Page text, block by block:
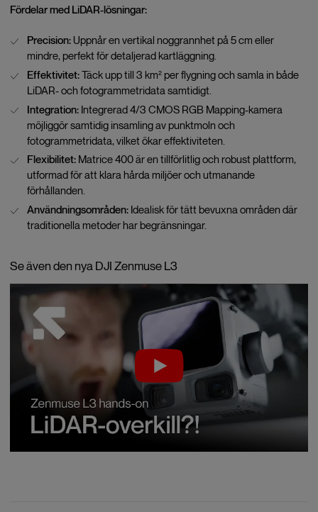
Fördelar med LiDAR-lösningar:
Precision:Uppnår en vertikal noggrannhet på 5 cm eller
mindre, perfekt för detaljerad kartläggning.
Effektivitet:Täck upp till 3 km² per flygning och samla in både
LiDAR- och fotogrammetridata samtidigt.
Integration:Integrerad 4/3 CMOS RGB Mapping-kamera
möjliggör samtidig insamling av punktmoln och
fotogrammetridata, vilket ökar effektiviteten.
Flexibilitet:Matrice 400 är en tillförlitlig och robust plattform,
utformad för att klara hårda miljöer och utmanande
förhållanden.
Användningsområden:Idealisk för tätt bevuxna områden där
traditionella metoder har begränsningar.
Se även den nya DJI Zenmuse L3